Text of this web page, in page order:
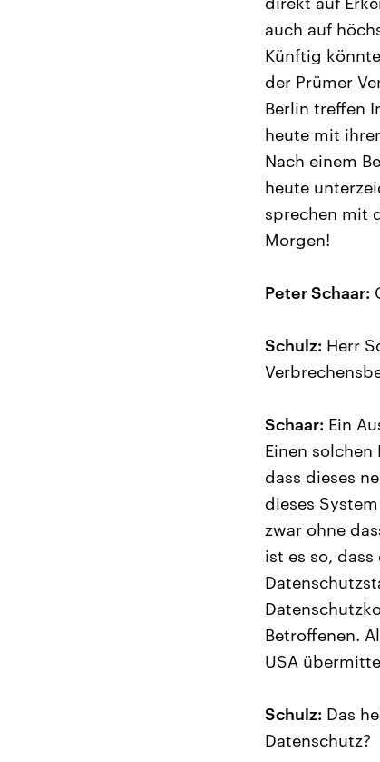
auch auf
Künftig
der Prümer
Berlin treffen
heute mit
Nach einem
heute
sprechen mit
Morgen!
Peter Schaar:
Schulz: Herr
Schaar: Ein
Einen
dass dieses
dieses
zwar ohne
ist es so,
Betroffenen.
USA
Schulz: Das
Datenschutz?